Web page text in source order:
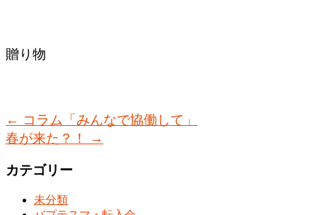
贈り物
← コラム「みんなで協働して」
春が来た？！
→
カテゴリー
未分類